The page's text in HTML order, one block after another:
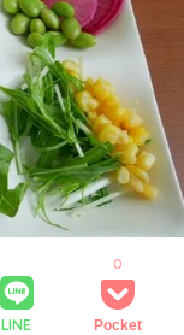
LINE Pocket
0